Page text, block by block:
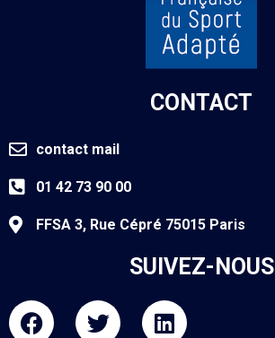
CONTACT
contact mail
01 42 73 90 00
FFSA 3, Rue Cépré 75015 Paris
SUIVEZ-NOUS
F
T
L